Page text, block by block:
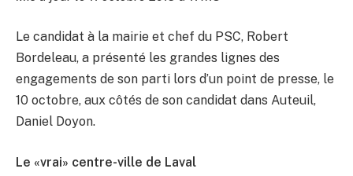
Le candidat à la mairie et chef du PSC, Robert
Bordeleau, a présenté les grandes lignes des
engagements de son parti lors d’un point de presse, le
10 octobre, aux côtés de son candidat dans Auteuil,
Daniel Doyon.
Le «vrai» centre-ville de Laval